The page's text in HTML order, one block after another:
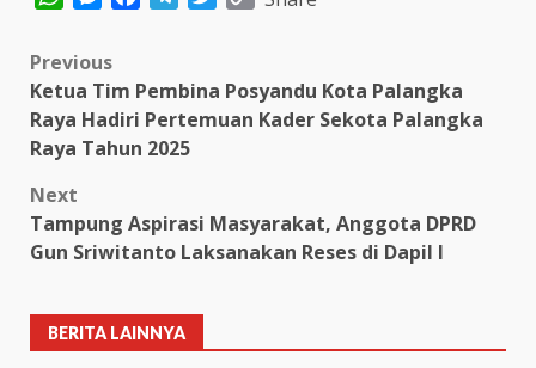
Post
navigation
Previous
Ketua Tim Pembina Posyandu Kota Palangka
Raya Hadiri Pertemuan Kader Sekota Palangka
Raya Tahun 2025
Next
Tampung Aspirasi Masyarakat, Anggota DPRD
Gun Sriwitanto Laksanakan Reses di Dapil I
BERITA LAINNYA